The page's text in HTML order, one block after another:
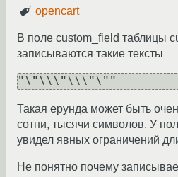
opencart
В поле custom_field таблицы
записываются такие тексты
Такая ерунда может быть
сотни, тысячи символов. У
увидел явных ограничений
Не понятно почему